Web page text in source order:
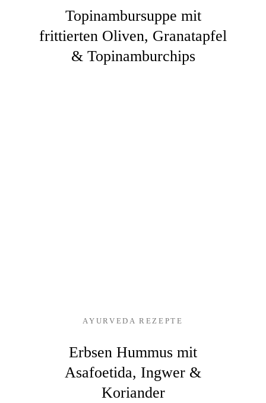
Topinambursuppe mit
frittierten Oliven, Granatapfel
& Topinamburchips
AYURVEDA REZEPTE
Erbsen Hummus mit
Asafoetida, Ingwer &
Koriander